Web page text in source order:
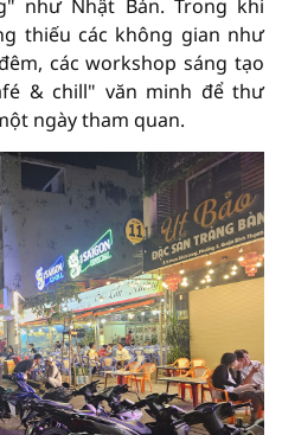
như Nhật Bản. Trong khi
thiếu các không gian như
các workshop sáng tạo
& chill" văn minh để thư
ngày tham quan.